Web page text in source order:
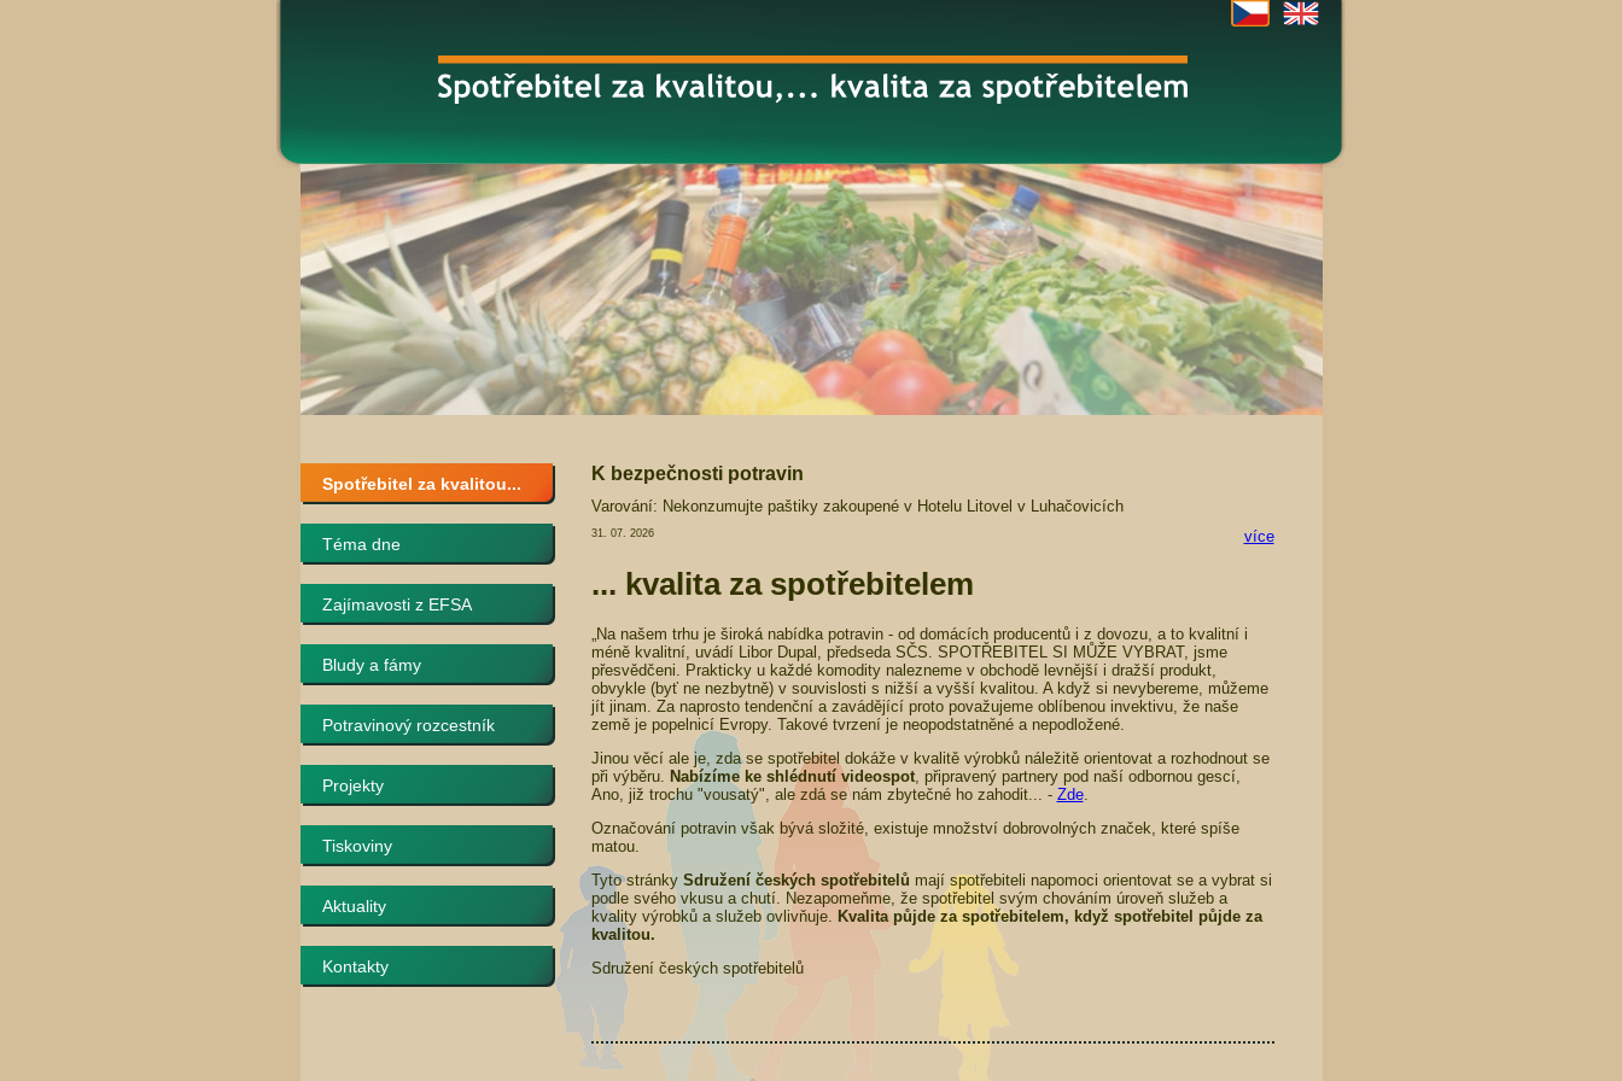
Spotřebitel za kvalitou...
Téma dne
Zajímavosti z EFSA
Bludy a fámy
Potravinový rozcestník
Projekty
Tiskoviny
Aktuality
Kontakty
K bezpečnosti potravin
Varování: Nekonzumujte paštiky zakoupené v Hotelu Litovel v Luhačovicích
více
31. 07. 2026
... kvalita za spotřebitelem
„Na našem trhu je široká nabídka potravin - od domácích producentů i z dovozu, a to kvalitní i
méně kvalitní, uvádí Libor Dupal, předseda SČS. SPOTŘEBITEL SI MŮŽE VYBRAT, jsme
přesvědčeni. Prakticky u každé komodity nalezneme v obchodě levnější i dražší produkt,
obvykle (byť ne nezbytně) v souvislosti s nižší a vyšší kvalitou. A když si nevybereme, můžeme
jít jinam. Za naprosto tendenční a zavádějící proto považujeme oblíbenou invektivu, že naše
země je popelnicí Evropy. Takové tvrzení je neopodstatněné a nepodložené.
Jinou věcí ale je, zda se spotřebitel dokáže v kvalitě výrobků náležitě orientovat a rozhodnout se
při výběru.
Nabízíme ke shlédnutí videospot, připravený partnery pod naší odbornou gescí,
Ano, již trochu "vousatý", ale zdá se nám zbytečné ho zahodit... - Zde.
Označování potravin však bývá složité, existuje množství dobrovolných značek, které spíše
matou.
Tyto stránky Sdružení českých spotřebitelů mají spotřebiteli napomoci orientovat se a vybrat si
podle svého vkusu a chutí. Nezapomeňme, že spotřebitel svým chováním úroveň služeb a
kvality výrobků a služeb ovlivňuje.
Kvalita půjde za spotřebitelem, když spotřebitel půjde za
kvalitou.
Sdružení českých spotřebitelů